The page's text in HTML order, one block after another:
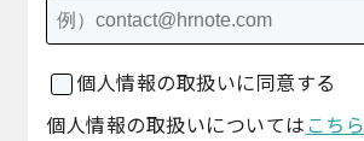
個人情報の取扱いに同意する
個人情報の取扱いについては こちら